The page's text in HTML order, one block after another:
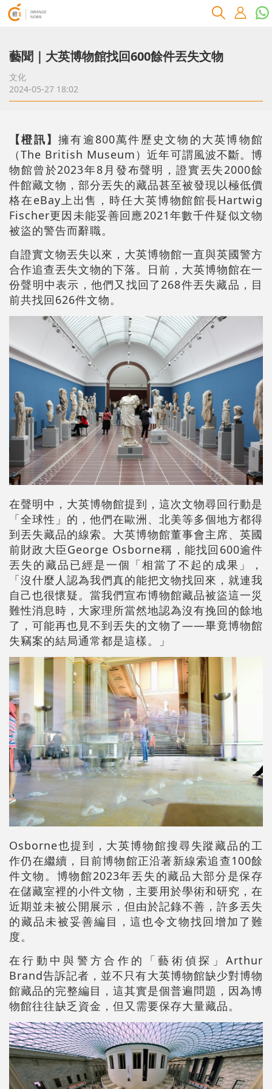
藝聞｜大英博物館找回600餘件丟失文物
文化
2024-05-27 18:02
【橙訊】擁有逾800萬件歷史文物的大英博物館
（The British Museum）近年可謂風波不斷。博
物館曾於2023年8月發布聲明，證實丟失2000餘
件館藏文物，部分丟失的藏品甚至被發現以極低價
格在eBay上出售，時任大英博物館館長Hartwig
Fischer更因未能妥善回應2021年數千件疑似文物
被盜的警告而辭職。
自證實文物丟失以來，大英博物館一直與英國警方
合作追查丟失文物的下落。日前，大英博物館在一
份聲明中表示，他們又找回了268件丟失藏品，目
前共找回626件文物。
在聲明中，大英博物館提到，這次文物尋回行動是
「全球性」的，他們在歐洲、北美等多個地方都得
到丟失藏品的線索。大英博物館董事會主席、英國
前財政大臣George Osborne稱，能找回600逾件
丟失的藏品已經是一個「相當了不起的成果」，
「沒什麼人認為我們真的能把文物找回來，就連我
自己也很懷疑。當我們宣布博物館藏品被盜這一災
難性消息時，大家理所當然地認為沒有挽回的餘地
了，可能再也見不到丟失的文物了——畢竟博物館
失竊案的結局通常都是這樣。」
Osborne也提到，大英博物館搜尋失蹤藏品的工
作仍在繼續，目前博物館正沿著新線索追查100餘
件文物。博物館2023年丟失的藏品大部分是保存
在儲藏室裡的小件文物，主要用於學術和研究，在
近期並未被公開展示，但由於記錄不善，許多丟失
的藏品未被妥善編目，這也令文物找回增加了難
度。
在行動中與警方合作的「藝術偵探」Arthur
Brand告訴記者，並不只有大英博物館缺少對博物
館藏品的完整編目，這其實是個普遍問題，因為博
物館往往缺乏資金，但又需要保存大量藏品。